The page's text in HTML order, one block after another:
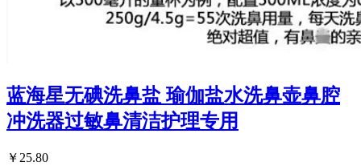
蓝海星无碘洗鼻盐 瑜伽盐水洗鼻壶鼻腔
冲洗器过敏鼻清洁护理专用
￥25.80